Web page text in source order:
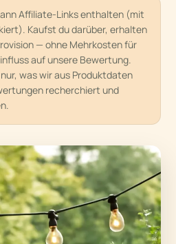
Affiliate-Links enthalten (mit
Kaufst du darüber, erhalten
— ohne Mehrkosten für
auf unsere Bewertung.
was wir aus Produktdaten
recherchiert und